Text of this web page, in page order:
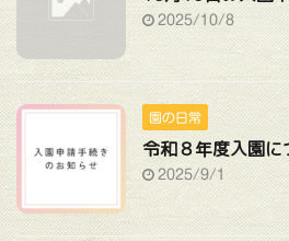
2025/10/8
園の日常
令和８年度入園に
2025/9/1